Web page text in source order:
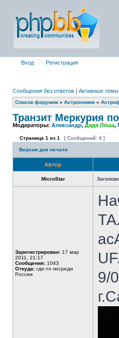
Вход Регистрация
Сообщения без ответов | Активные темы
Список форумов » Астрономия »
Транзит Меркурия
Модераторы: Александр, Дядя Лёша,
Страница 1 из 1 [ Сообщений: 4 ]
Версия для печати
Автор
MicroStar
Зарегистрирован: 17 мар
2011, 21:17
Сообщения: 1043
Откуда: где-то посреди
России
9/